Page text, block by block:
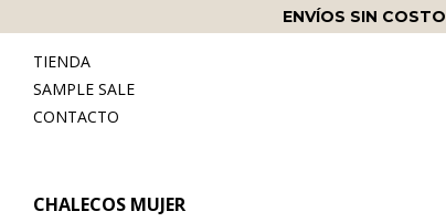
ENVÍOS SIN COSTO
TIENDA
SAMPLE SALE
CONTACTO
CHALECOS MUJER